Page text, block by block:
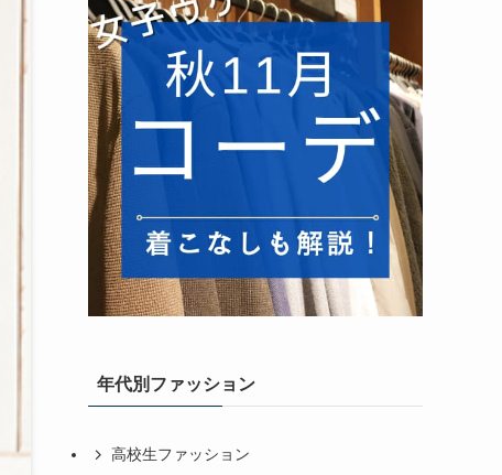
年代別ファッション
高校生ファッション